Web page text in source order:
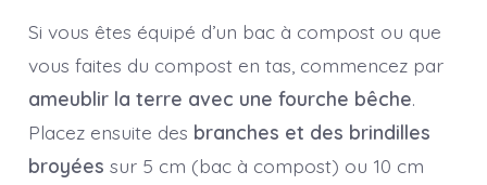
Si vous êtes équipé d’un bac à compost ou que
vous faites du compost en tas, commencez par
ameublir la terre avec une fourche bêche.
Placez ensuite des branches et des brindilles
broyées sur 5 cm (bac à compost) ou 10 cm